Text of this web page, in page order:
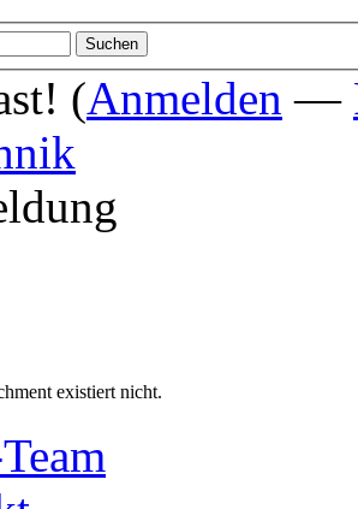
(Anmelden —
existiert nicht.